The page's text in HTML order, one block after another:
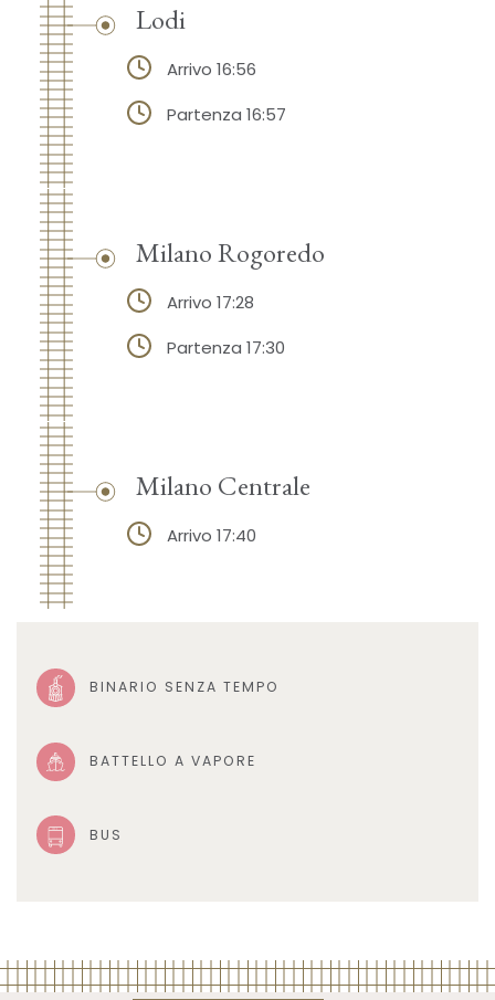
Lodi
Arrivo 16:56
Partenza 16:57
Milano Rogoredo
Arrivo 17:28
Partenza 17:30
Milano Centrale
Arrivo 17:40
BINARIO SENZA TEMPO
BATTELLO A VAPORE
BUS